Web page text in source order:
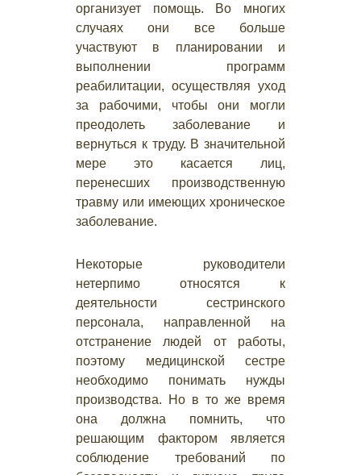
организует помощь. Во многих
случаях они все больше
участвуют в планировании и
выполнении программ
реабилитации, осуществляя уход
за рабочими, чтобы они могли
преодолеть заболевание и
вернуться к труду. В значительной
мере это касается лиц,
перенесших производственную
травму или имеющих хроническое
заболевание.
Некоторые руководители
нетерпимо относятся к
деятельности сестринского
персонала, направленной на
отстранение людей от работы,
поэтому медицинской сестре
необходимо понимать нужды
производства. Но в то же время
она должна помнить, что
решающим фактором является
соблюдение требований по